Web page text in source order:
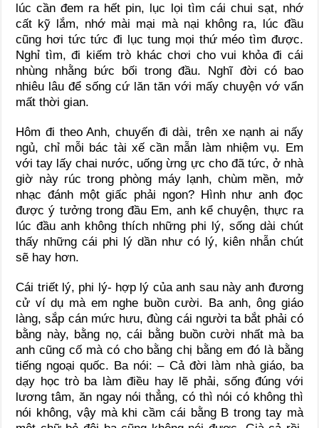
lúc cần đem ra hết pin, lục lọi tìm cái chui sạt, nhớ
cất kỹ lắm, nhớ mài mại mà nại không ra, lúc đầu
cũng hơi tức tức đi lục tung mọi thứ méo tìm được.
Nghỉ tìm, đi kiếm trò khác chơi cho vui khỏa đi cái
nhùng nhằng bức bối trong đầu. Nghĩ đời có bao
nhiêu lâu để sống cứ lăn tăn với mấy chuyện vớ vẩn
mất thời gian.
Hôm đi theo Anh, chuyến đi dài, trên xe nạnh ai nấy
ngủ, chỉ mỗi bác tài xế cần mẫn làm nhiệm vụ. Em
với tay lấy chai nước, uống ừng ực cho đã tức, ở nhà
giờ này rúc trong phòng máy lạnh, chùm mền, mở
nhạc đánh một giấc phải ngon? Hình như anh đọc
được ý tưởng trong đầu Em, anh kể chuyện, thực ra
lúc đầu anh không thích những phi lý, sống dài chút
thấy những cái phi lý dần như có lý, kiên nhẫn chút
sẽ hay hơn.
Cái triết lý, phi lý- hợp lý của anh sau này anh đương
cử ví dụ mà em nghe buồn cười. Ba anh, ông giáo
làng, sắp cán mức hưu, đùng cái người ta bắt phải có
bằng này, bằng nọ, cái bằng buồn cười nhất mà ba
anh cũng cố mà có cho bằng chị bằng em đó là bằng
tiếng ngoại quốc. Ba nói: – Cả đời làm nhà giáo, ba
dạy học trò ba làm điều hay lẽ phải, sống đúng với
lương tâm, ăn ngay nói thẳng, có thì nói có không thì
nói không, vậy mà khi cầm cái bằng B trong tay mà